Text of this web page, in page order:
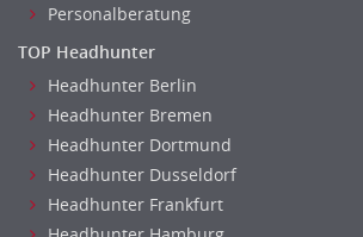
Personalberatung
TOP Headhunter
Headhunter Berlin
Headhunter Bremen
Headhunter Dortmund
Headhunter Dusseldorf
Headhunter Frankfurt